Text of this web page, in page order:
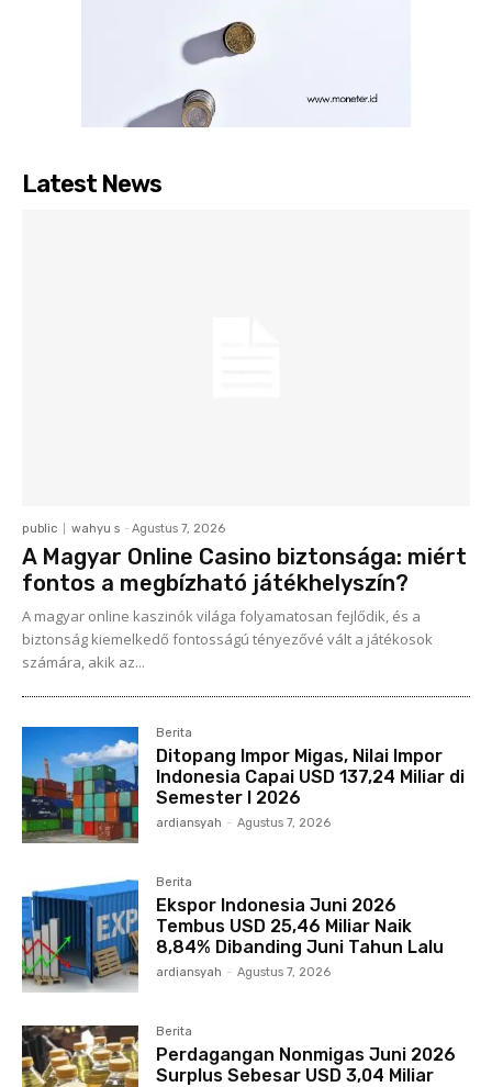
Latest News
public wahyu s - Agustus 7, 2026
A Magyar Online Casino biztonsága: miért
fontos a megbízható játékhelyszín?
A magyar online kaszinók világa folyamatosan fejlődik, és a
biztonság kiemelkedő fontosságú tényezővé vált a játékosok
számára, akik az...
Berita
Ditopang Impor Migas, Nilai Impor
Indonesia Capai USD 137,24 Miliar di
Semester I 2026
ardiansyah - Agustus 7, 2026
Berita
Ekspor Indonesia Juni 2026
Tembus USD 25,46 Miliar Naik
8,84% Dibanding Juni Tahun Lalu
ardiansyah - Agustus 7, 2026
Berita
Perdagangan Nonmigas Juni 2026
Surplus Sebesar USD 3,04 Miliar